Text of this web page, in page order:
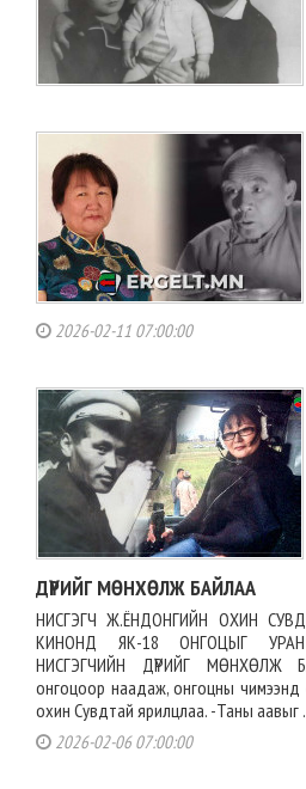
2026-02-11 07:00:00
ДҮРИЙГ МӨНХӨЛЖ БАЙЛАА
НИСГЭГЧ Ж.ЁНДОНГИЙН ОХИН
КИНОНД ЯК-18 ОНГОЦЫГ
НИСГЭГЧИЙН ДҮРИЙГ МӨНХӨЛЖ
онгоцоор наадаж, онгоцны чимээнд
охин Сувдтай ярилцлаа. -Таны аавыг
2026-02-06 07:00:00